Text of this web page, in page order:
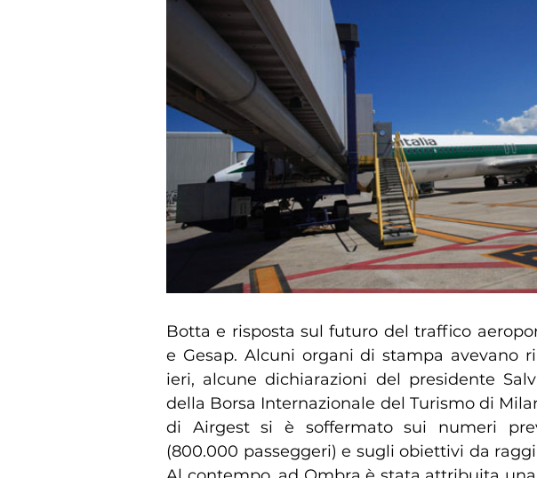
Botta e risposta sul futuro del traffico
e Gesap. Alcuni organi di stampa avevano
ieri, alcune dichiarazioni del presidente
della Borsa Internazionale del Turismo di
di Airgest si è soffermato sui numeri
(800.000 passeggeri) e sugli obiettivi da